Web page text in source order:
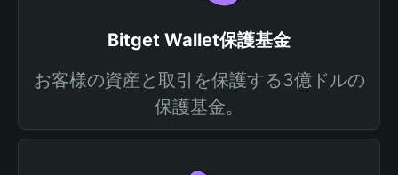
Bitget Wallet保護基金
お客様の資産と取引を保護する3億ドルの
保護基金。